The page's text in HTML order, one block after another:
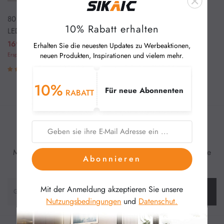
80 cm Spiegelschrank Bad mit
LED Beleuchtung und Steckdos
en Weiß
169,99 € 314,27 €
Ersparnis 144,28 € (45%)
Couchtisch
Schuhschrank
Vitrinen
Badezimmermöbel
Badregale & Badezimmerschrank
Spiegelschrank
Angebote
Inspiration und Trends
Melden Sie sich für unseren Newsletter an und erhalten Sie
sofort 10% Rabatt.
Abonnieren
10% Rabatt erhalten
Erhalten Sie die neuesten Updates zu Werbeaktionen,
neuen Produkten, Inspirationen und vielem mehr.
10% RABATT Für neue Abonnenten
Abonnieren
Mit der Anmeldung akzeptieren Sie unsere
Nutzungsbedingungen und Datenschut.